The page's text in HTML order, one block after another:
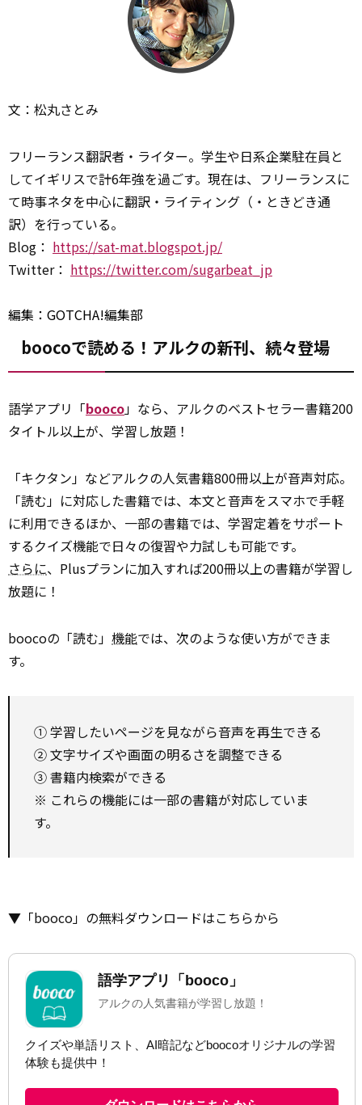
文：松丸さとみ
フリーランス翻訳者・ライター。学生や日系企業駐在員と
してイギリスで計6年強を過ごす。現在は、フリーランスに
て時事ネタを中心に翻訳・ライティング（・ときどき通
訳）を行っている。
Blog： https://sat-mat.blogspot.jp/
Twitter： https://twitter.com/sugarbeat_jp
編集：GOTCHA!編集部
boocoで読める！アルクの新刊、続々登場
語学アプリ「booco」なら、アルクのベストセラー書籍200
タイトル以上が、学習し放題！
「キクタン」などアルクの人気書籍800冊以上が音声対応。
「読む」に対応した書籍では、本文と音声をスマホで手軽
に利用できるほか、一部の書籍では、学習定着をサポート
するクイズ機能で日々の復習や力試しも可能です。
さらに、Plusプランに加入すれば200冊以上の書籍が学習し
放題に！
boocoの「読む」 機能では、次のような使い方ができま
す。
① 学習したいページを見ながら音声を再生できる
② 文字サイズや画面の明るさを調整できる
③ 書籍内検索ができる
※ これらの機能には一部の書籍が対応していま
す。
▼「booco」の無料ダウンロードはこちらから